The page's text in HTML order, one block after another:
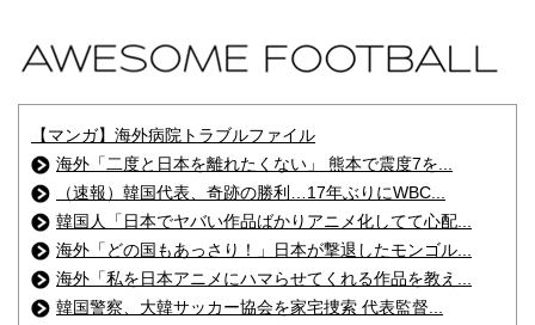
【マンガ】海外病院トラブルファイル
海外「二度と日本を離れたくない」 熊本で震度7を...
（速報）韓国代表、奇跡の勝利…17年ぶりにWBC...
韓国人「日本でヤバい作品ばかりアニメ化してて心配...
海外「どの国もあっさり！」日本が撃退したモンゴル...
海外「私を日本アニメにハマらせてくれる作品を教え...
韓国警察、大韓サッカー協会を家宅捜索 代表監督...